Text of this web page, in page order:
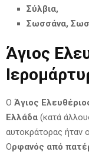
Σύλβια,
Σωσσάνα,
Άγιος
Ο Άγιος
Ελλάδα (κατά
αυτοκράτορας ήταν
Ορφανός από